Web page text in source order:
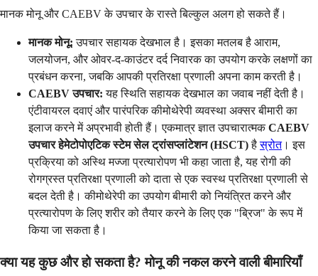
मानक मोनू और CAEBV के उपचार के रास्ते बिल्कुल अलग हो सकते हैं।
मानक मोनू: उपचार सहायक देखभाल है। इसका मतलब है आराम,
जलयोजन, और ओवर-द-काउंटर दर्द निवारक का उपयोग करके लक्षणों का
प्रबंधन करना, जबकि आपकी प्रतिरक्षा प्रणाली अपना काम करती है।
CAEBV उपचार: यह स्थिति सहायक देखभाल का जवाब नहीं देती है।
एंटीवायरल दवाएं और पारंपरिक कीमोथेरेपी व्यवस्था अक्सर बीमारी का
इलाज करने में अप्रभावी होती हैं। एकमात्र ज्ञात उपचारात्मकCAEBV
उपचार हेमेटोपोएटिक स्टेम सेल ट्रांसप्लांटेशन (HSCT)हैस्रोत। इस
प्रक्रिया को अस्थि मज्जा प्रत्यारोपण भी कहा जाता है, यह रोगी की
रोगग्रस्त प्रतिरक्षा प्रणाली को दाता से एक स्वस्थ प्रतिरक्षा प्रणाली से
बदल देती है। कीमोथेरेपी का उपयोग बीमारी को नियंत्रित करने और
प्रत्यारोपण के लिए शरीर को तैयार करने के लिए एक "ब्रिज" के रूप में
किया जा सकता है।
क्या यह कुछ और हो सकता है? मोनू की नकल करने वाली बीमारियाँ